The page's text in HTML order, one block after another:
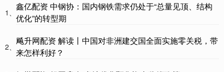
1、
鑫亿配资 中钢协：国内钢铁需求仍处于“总量见顶、结构
优化”的转型期
2、
飚升网配资 解读丨中国对非洲建交国全面实施零关税，带
来怎样利好？